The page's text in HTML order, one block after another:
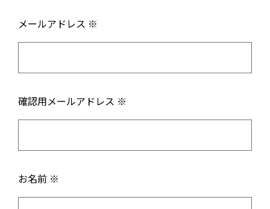
メールアドレス ※
確認用メールアドレス ※
お名前 ※